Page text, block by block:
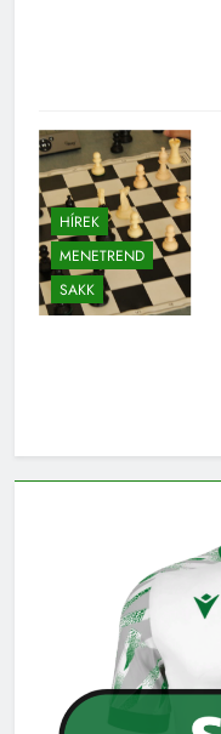
HÍREK
MENETREND
SAKK